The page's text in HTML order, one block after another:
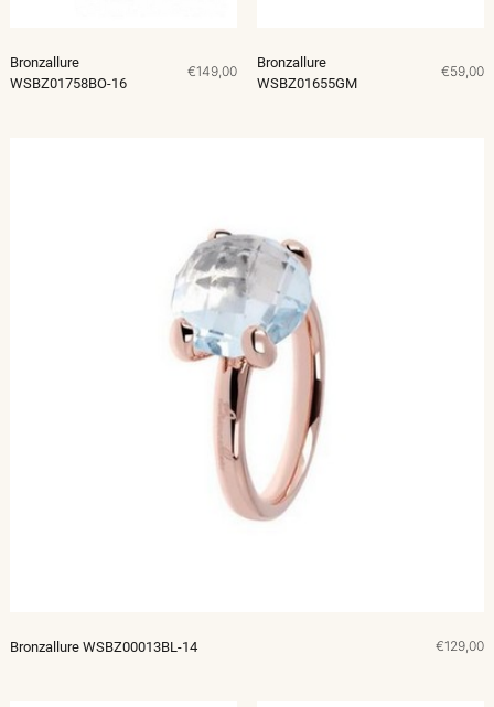
Bronzallure
WSBZ01758BO-16
€149,00
Bronzallure
WSBZ01655GM
€59,00
Bronzallure WSBZ00013BL-14 €129,00